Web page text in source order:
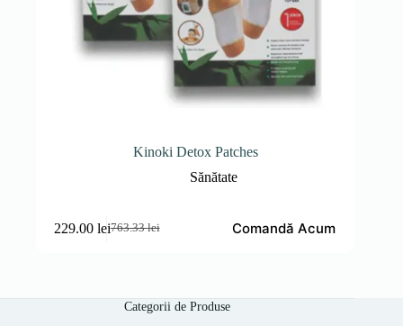
Kinoki Detox Patches
Sănătate
763.33lei
Prețul
763.33 lei.
229.00 leiPrețul
Comandă Acum
Categorii de Produse